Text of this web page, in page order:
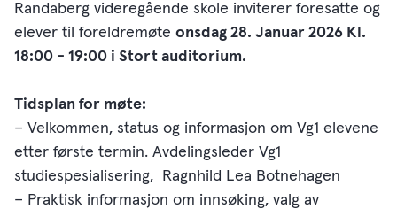
Randaberg videregående skole inviterer foresatte og
elever til foreldremøte onsdag 28. Januar 2026 Kl.
18:00 - 19:00 i Stort auditorium.
Tidsplan for møte:
− Velkommen, status og informasjon om Vg1 elevene
etter første termin. Avdelingsleder Vg1
studiespesialisering, Ragnhild Lea Botnehagen
− Praktisk informasjon om innsøking, valg av